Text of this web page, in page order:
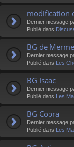
modification
Dernier message
Publié dans
BG de
Dernier message
Publié dans Les
BG Isaac
Dernier message
Publié dans Les
BG Cobra
Dernier message
Publié dans Les